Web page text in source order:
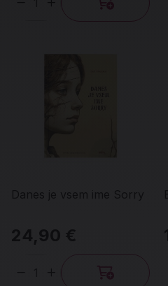
Količina
Danes je vsem ime Sorry
24,90 €